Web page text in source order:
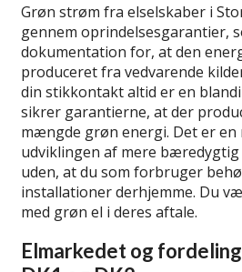
Grøn strøm fra elselskaber i
gennem oprindelsesgarantier,
dokumentation for, at den
produceret fra vedvarende
din stikkontakt altid er en
sikrer garantierne, at der
mængde grøn energi. Det er en
udviklingen af mere
uden, at du som forbruger
installationer derhjemme. Du
med grøn el i deres aftale.
Elmarkedet og